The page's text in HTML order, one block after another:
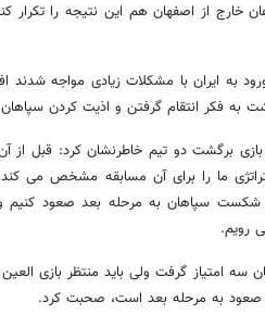
خارج از اصفهان هم این نتیجه را تکرار
به ایران با مشکلات زیادی مواجه شدند
به فکر انتقام گرفتن و اذیت کردن
برگشت دو تیم خاطرنشان کرد: قبل از آن
ما را برای آن مسابقه مشخص می کند.
شکست سپاهان به مرحله بعد صعود کنیم
رویم.
صعود به مرحله بعد است، صحبت کرد.